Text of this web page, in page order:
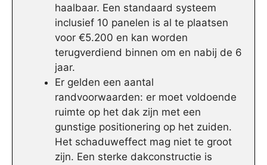
haalbaar. Een standaard systeem
inclusief 10 panelen is al te plaatsen
voor €5.200 en kan worden
terugverdiend binnen om en nabij de 6
jaar.
Er gelden een aantal
randvoorwaarden: er moet voldoende
ruimte op het dak zijn met een
gunstige positionering op het zuiden.
Het schaduweffect mag niet te groot
zijn. Een sterke dakconstructie is